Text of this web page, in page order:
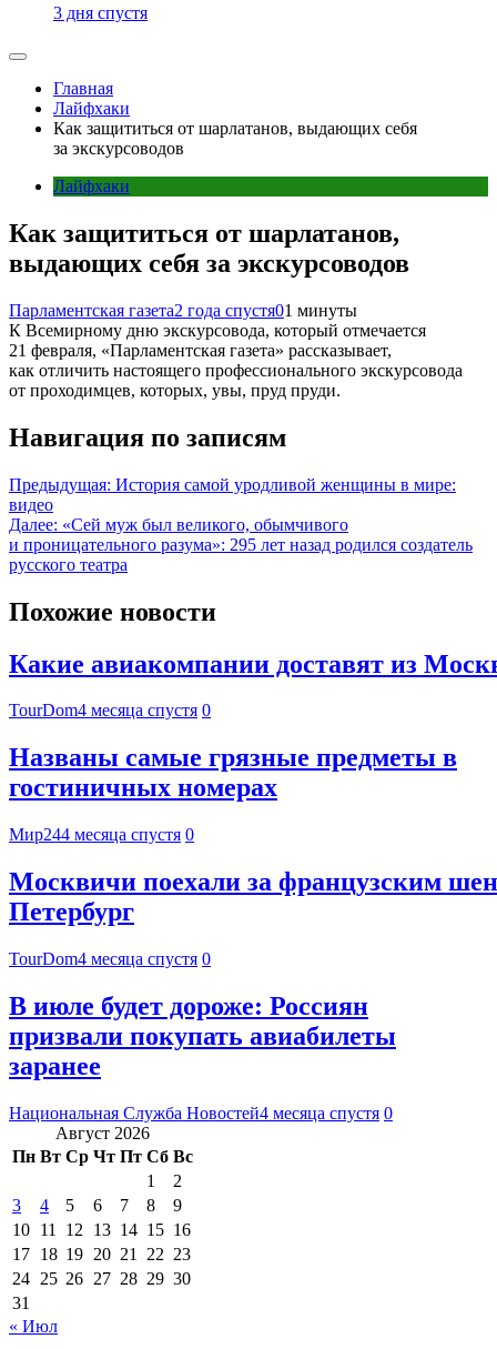
3 дня спустя
Главная
Лайфхаки
Как защититься от шарлатанов, выдающих себя
за экскурсоводов
Лайфхаки
Как защититься от шарлатанов,
выдающих себя за экскурсоводов
Парламентская газета2 года спустя01 минуты
К Всемирному дню экскурсовода, который отмечается
21 февраля, «Парламентская газета» рассказывает,
как отличить настоящего профессионального экскурсовода
от проходимцев, которых, увы, пруд пруди.
Навигация по записям
Предыдущая: История самой уродливой женщины в мире:
видео
Далее: «Сей муж был великого, обымчивого
и проницательного разума»: 295 лет назад родился создатель
русского театра
Похожие новости
Какие авиакомпании доставят из
TourDom4 месяца спустя 0
Названы самые грязные предметы в
гостиничных номерах
Мир244 месяца спустя 0
Москвичи поехали за французским
Петербург
TourDom4 месяца спустя 0
В июле будет дороже: Россиян
призвали покупать авиабилеты
заранее
Национальная Служба Новостей4 месяца спустя 0
Август 2026
Пн Вт Ср Чт Пт Сб Вс
1
2
3
4 5 6 7 8
9
10 11 12 13 14 15 16
17 18 19 20 21 22 23
24 25 26 27 28 29 30
31
« Июл